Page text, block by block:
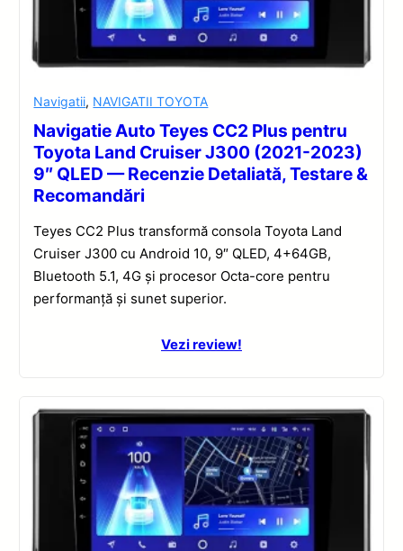
Navigatii, NAVIGATII TOYOTA
Navigatie Auto Teyes CC2 Plus pentru
Toyota Land Cruiser J300 (2021-2023)
9″ QLED — Recenzie Detaliată, Testare &
Recomandări
Teyes CC2 Plus transformă consola Toyota Land
Cruiser J300 cu Android 10, 9″ QLED, 4+64GB,
Bluetooth 5.1, 4G și procesor Octa-core pentru
performanță și sunet superior.
Vezi review!